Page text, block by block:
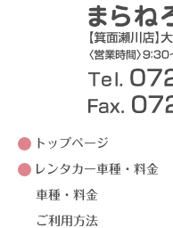
トップページ
レンタカー車種・料金
車種・料金
ご利用方法